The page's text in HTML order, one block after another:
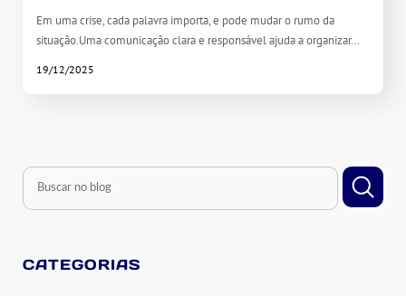
Em uma crise, cada palavra importa, e pode mudar o rumo da
situação.Uma comunicação clara e responsável ajuda a organizar…
19/12/2025
CATEGORIAS